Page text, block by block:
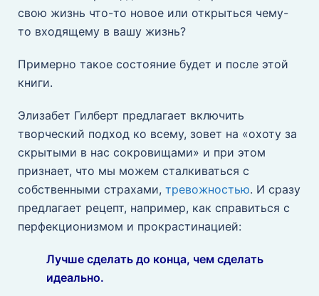
свою жизнь что-то новое или открыться чему-
то входящему в вашу жизнь?
Примерно такое состояние будет и после этой
книги.
Элизабет Гилберт предлагает включить
творческий подход ко всему, зовет на «охоту за
скрытыми в нас сокровищами» и при этом
признает, что мы можем сталкиваться с
собственными страхами, тревожностью. И сразу
предлагает рецепт, например, как справиться с
перфекционизмом и прокрастинацией:
Лучше сделать до конца, чем сделать
идеально.